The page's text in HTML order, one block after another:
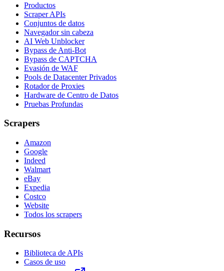
Productos
Scraper APIs
Conjuntos de datos
Navegador sin cabeza
AI Web Unblocker
Bypass de Anti-Bot
Bypass de CAPTCHA
Evasión de WAF
Pools de Datacenter Privados
Rotador de Proxies
Hardware de Centro de Datos
Pruebas Profundas
Scrapers
Amazon
Google
Indeed
Walmart
eBay
Expedia
Costco
Website
Todos los scrapers
Recursos
Biblioteca de APIs
Casos de uso